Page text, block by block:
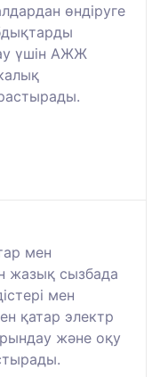
өндіруге
үшін АЖЖ
мен
жазық сызбада
мен
қатар электр
және оқу